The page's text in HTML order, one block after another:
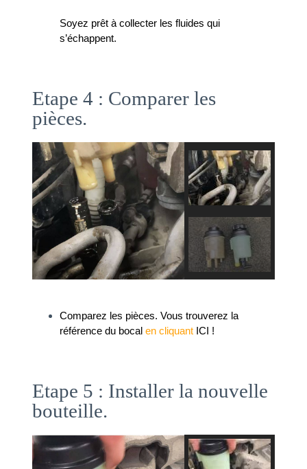
Soyez prêt à collecter les fluides qui
s’échappent.
Etape 4 : Comparer les
pièces.
Comparez les pièces. Vous trouverez la
référence du bocal en cliquant ICI !
Etape 5 : Installer la nouvelle
bouteille.